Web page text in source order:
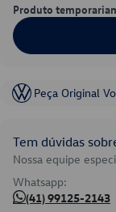
Produto
Peça Original
Tem dúvidas
Nossa equipe
Whatsapp:
(41) 99125-2143